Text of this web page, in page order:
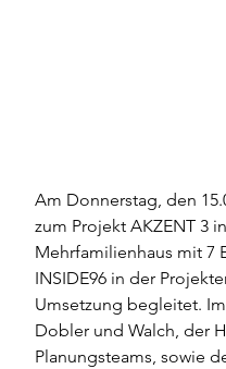
Am Donnerstag, den
zum Projekt AKZENT 3
Mehrfamilienhaus mit 7
INSIDE96 in der
Umsetzung begleitet.
Dobler und Walch, der
Planungsteams, sowie